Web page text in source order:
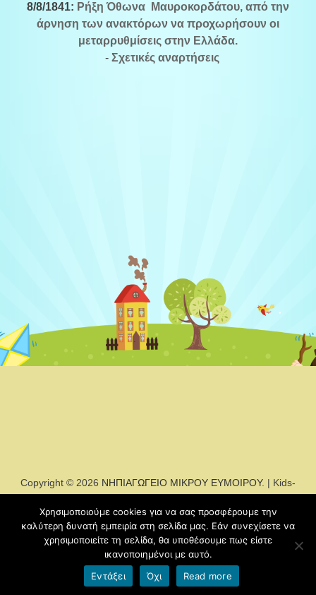
8/8/1841: Ρήξη Όθωνα  Μαυροκορδάτου, από την
άρνηση των ανακτόρων να προχωρήσουν οι
μεταρρυθμίσεις στην Ελλάδα.
- Σχετικές αναρτήσεις
Copyright © 2026 ΝΗΠΙΑΓΩΓΕΙΟ ΜΙΚΡΟΥ ΕΥΜΟΙΡΟΥ. | Kids-
education-sch by
Όροι χρήσης blogs.sch.gr | Δήλωση προσβασιμότητας
Χρησιμοποιούμε cookies για να σας προσφέρουμε την
καλύτερη δυνατή εμπειρία στη σελίδα μας. Εάν συνεχίσετε να
χρησιμοποιείτε τη σελίδα, θα υποθέσουμε πως είστε
ικανοποιημένοι με αυτό.
Εντάξει
Όχι Read more